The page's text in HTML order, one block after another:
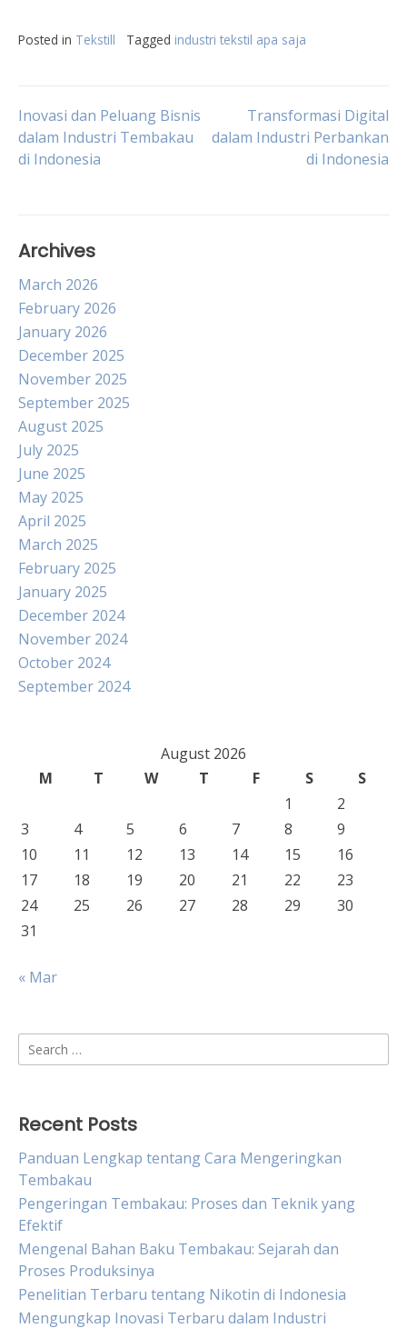
Posted in Tekstill Tagged industri tekstil apa saja
Post
navigation
Inovasi dan Peluang Bisnis
dalam Industri Tembakau
di Indonesia
Transformasi Digital
dalam Industri Perbankan
di Indonesia
Archives
March 2026
February 2026
January 2026
December 2025
November 2025
September 2025
August 2025
July 2025
June 2025
May 2025
April 2025
March 2025
February 2025
January 2025
December 2024
November 2024
October 2024
September 2024
August 2026
M
T W T F S
S
1
2
3
4 5 6 7 8
9
10
11 12 13 14 15
16
17
18 19 20 21 22
23
24
25 26 27 28 29
30
31
« Mar
Search
for:
Recent Posts
Panduan Lengkap tentang Cara Mengeringkan
Tembakau
Pengeringan Tembakau: Proses dan Teknik yang
Efektif
Mengenal Bahan Baku Tembakau: Sejarah dan
Proses Produksinya
Penelitian Terbaru tentang Nikotin di Indonesia
Mengungkap Inovasi Terbaru dalam Industri